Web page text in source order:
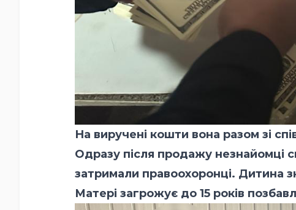
На виручені кошти вона разом зі
Одразу після продажу незнайомці
затримали правоохоронці. Дитина
Матері загрожує до 15 років